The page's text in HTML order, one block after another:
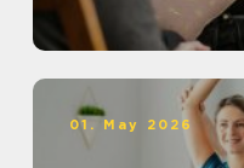
01. May 2026